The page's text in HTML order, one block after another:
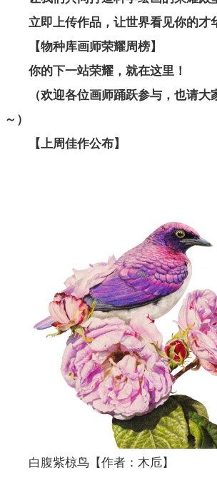
立即上传作品，让世界看见你的才
【物种库画师荣耀周榜】
你的下一站荣耀，就在这里！
（欢迎各位画师踊跃参与，也请大
～）
【上周佳作公布】
白腹紫椋鸟【作者：木卮】